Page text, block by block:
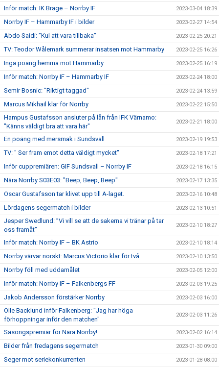
Inför match: IK Brage – Norrby IF 2023-03-04 18:39
Norrby IF – Hammarby IF i bilder 2023-02-27 14:54
Abdo Saidi: "Kul att vara tillbaka" 2023-02-25 20:21
TV: Teodor Wålemark summerar insatsen mot Hammarby 2023-02-25 16:26
Inga poäng hemma mot Hammarby 2023-02-25 16:19
Inför match: Norrby IF – Hammarby IF 2023-02-24 18:00
Semir Bosnic: "Riktigt taggad" 2023-02-24 13:59
Marcus Mikhail klar för Norrby 2023-02-22 15:50
Hampus Gustafsson ansluter på lån från IFK Värnamo:
"Känns väldigt bra att vara här"
2023-02-21 18:00
En poäng med mersmak i Sundsvall 2023-02-19 19:53
TV: " Ser fram emot detta väldigt mycket" 2023-02-18 17:21
Inför cuppremiären: GIF Sundsvall – Norrby IF 2023-02-18 16:15
Nära Norrby S03E03: "Beep, Beep, Beep" 2023-02-17 13:35
Oscar Gustafsson tar klivet upp till A-laget. 2023-02-16 10:48
Lördagens segermatch i bilder 2023-02-13 10:51
Jesper Swedlund: ”Vi vill se att de sakerna vi tränar på tar
oss framåt”
2023-02-10 18:27
Inför match: Norrby IF – BK Astrio 2023-02-10 18:14
Norrby värvar norskt: Marcus Victorio klar för två 2023-02-10 13:50
Norrby föll med uddamålet 2023-02-05 12:00
Inför match: Norrby IF – Falkenbergs FF 2023-02-03 19:25
Jakob Andersson förstärker Norrby 2023-02-03 16:00
Olle Backlund inför Falkenberg: "Jag har höga
förhoppningar inför den matchen"
2023-02-03 11:26
Säsongspremiär för Nära Norrby! 2023-02-02 16:14
Bilder från fredagens segermatch 2023-01-30 09:00
Seger mot seriekonkurrenten 2023-01-28 08:00